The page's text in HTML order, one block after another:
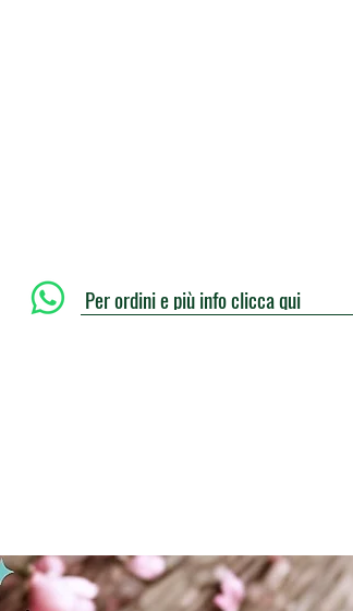
Per ordini e più info clicca qui